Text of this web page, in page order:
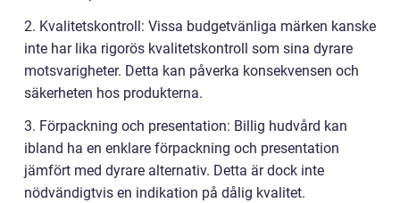
2. Kvalitetskontroll: Vissa budgetvänliga märken kanske
inte har lika rigorös kvalitetskontroll som sina dyrare
motsvarigheter. Detta kan påverka konsekvensen och
säkerheten hos produkterna.
3. Förpackning och presentation: Billig hudvård kan
ibland ha en enklare förpackning och presentation
jämfört med dyrare alternativ. Detta är dock inte
nödvändigtvis en indikation på dålig kvalitet.